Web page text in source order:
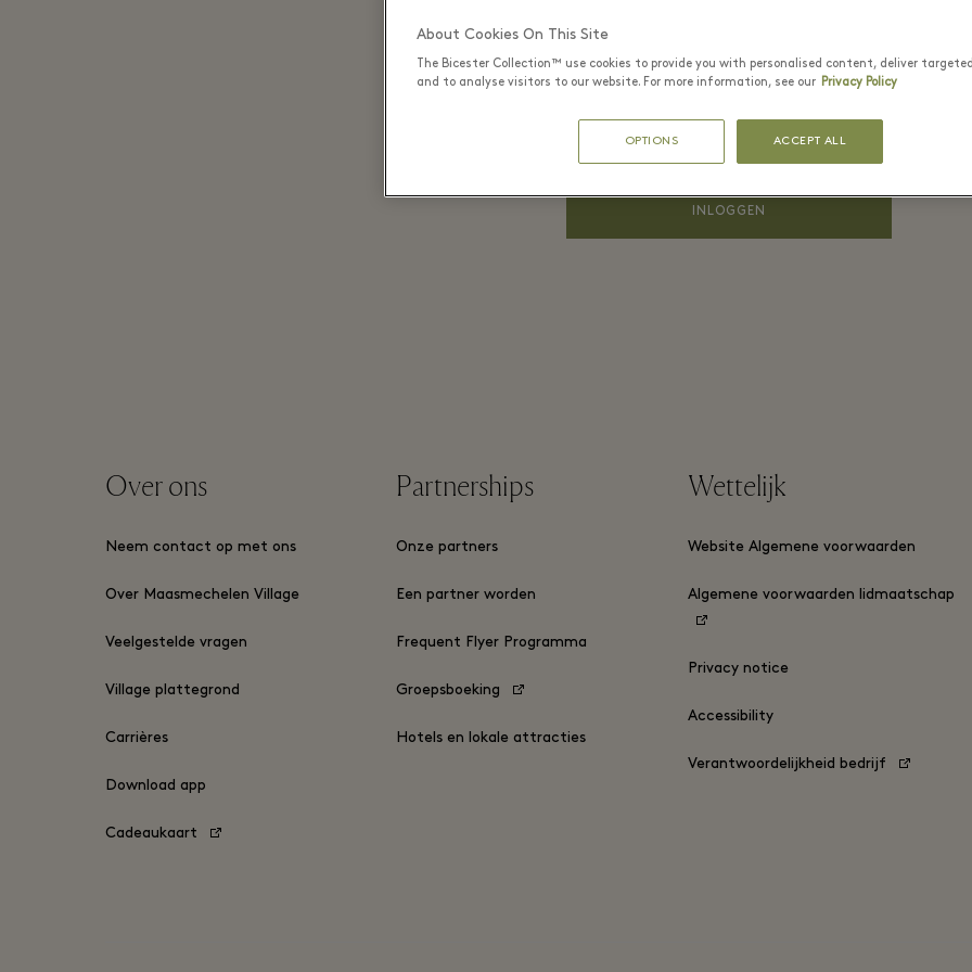
vergeten?
INLOGGEN
Over ons
Neem contact op met ons
Over Maasmechelen Village
Veelgestelde vragen
Village plattegrond
Carrières
Download app
Cadeaukaart
Partnerships
Onze partners
Een partner worden
Frequent Flyer Programma
Groepsboeking
Hotels en lokale attracties
Wettelijk
Website Algemene voorwaarden
Algemene voorwaarden lidmaatschap
Privacy notice
Accessibility
Verantwoordelijkheid bedrijf
About Cookies On This Site
The Bicester Collection™ use cookies to provide you with personalised content, deliver
and to analyse visitors to our website. For more information, see our Privacy Policy
OPTIONS ACCEPT ALL